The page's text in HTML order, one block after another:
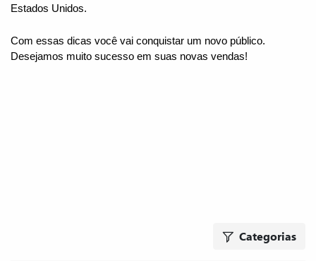
Estados Unidos.
Com essas dicas você vai conquistar um novo público.
Desejamos muito sucesso em suas novas vendas!
Categorias